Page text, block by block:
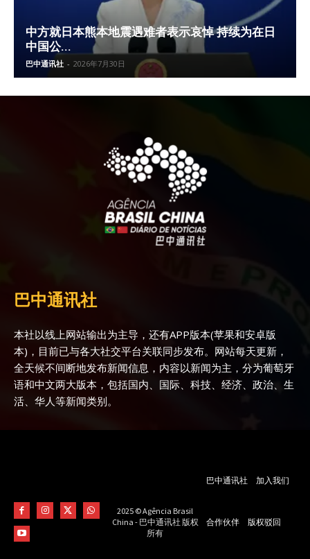
中方就日本熊本地震遇难者表示哀悼 持续为在日
中国公...
巴中通讯社 - 2026年7月30日
巴中通讯社
本社以线上网站输出为主导，还有APP版本(苹果和安卓版
本)，目前已与各大社交平台关联同步发布。网站每天更新，
全天候不间断地发布新闻信息，内容以新闻为主，分为葡萄牙
语和中文两大版本，包括国内、国际、科技、经济、政治、生
活、华人等新闻类别。
2025 © Agência Brasil
China - 巴中通讯社 版权
所有
巴中通讯社 加入我们
合作伙伴 版权驳回